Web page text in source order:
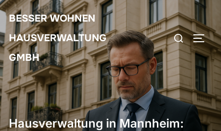
Zum
Inhalt
springen
BESSER WOHNEN
HAUSVERWALTUNG
GMBH
Suchen
nach:
Hausverwaltung in Mannheim: